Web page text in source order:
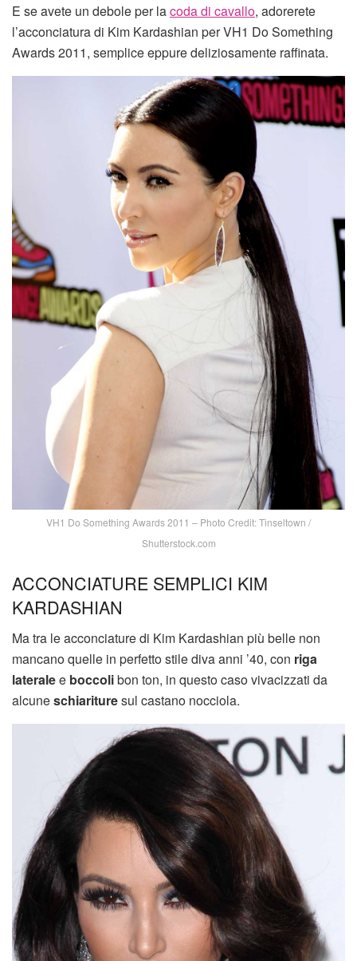
E se avete un debole per lacoda di cavallo, adorerete
l’acconciatura di Kim Kardashian per VH1 Do Something
Awards 2011, semplice eppure deliziosamente raffinata.
VH1 Do Something Awards 2011 – Photo Credit: Tinseltown /
Shutterstock.com
ACCONCIATURE SEMPLICI KIM
KARDASHIAN
Ma tra le acconciature di Kim Kardashian più belle non
mancano quelle in perfetto stile diva anni ’40, con riga
lateralee boccolibon ton, in questo caso vivacizzati da
alcuneschiarituresul castano nocciola.